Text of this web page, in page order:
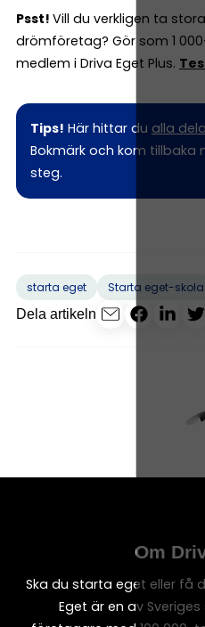
Psst! Vill du verkligen ta
drömföretag? Gör som 1
medlem i Driva Eget Plus.
Tips! Här hittar du alla
Bokmärk och kom
steg.
starta eget Starta eget-skola
Dela artikeln
Om
Ska du starta eget eller få
Eget är en av